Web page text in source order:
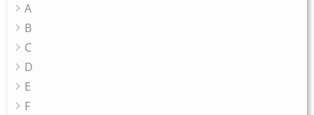
A
B
C
D
E
F